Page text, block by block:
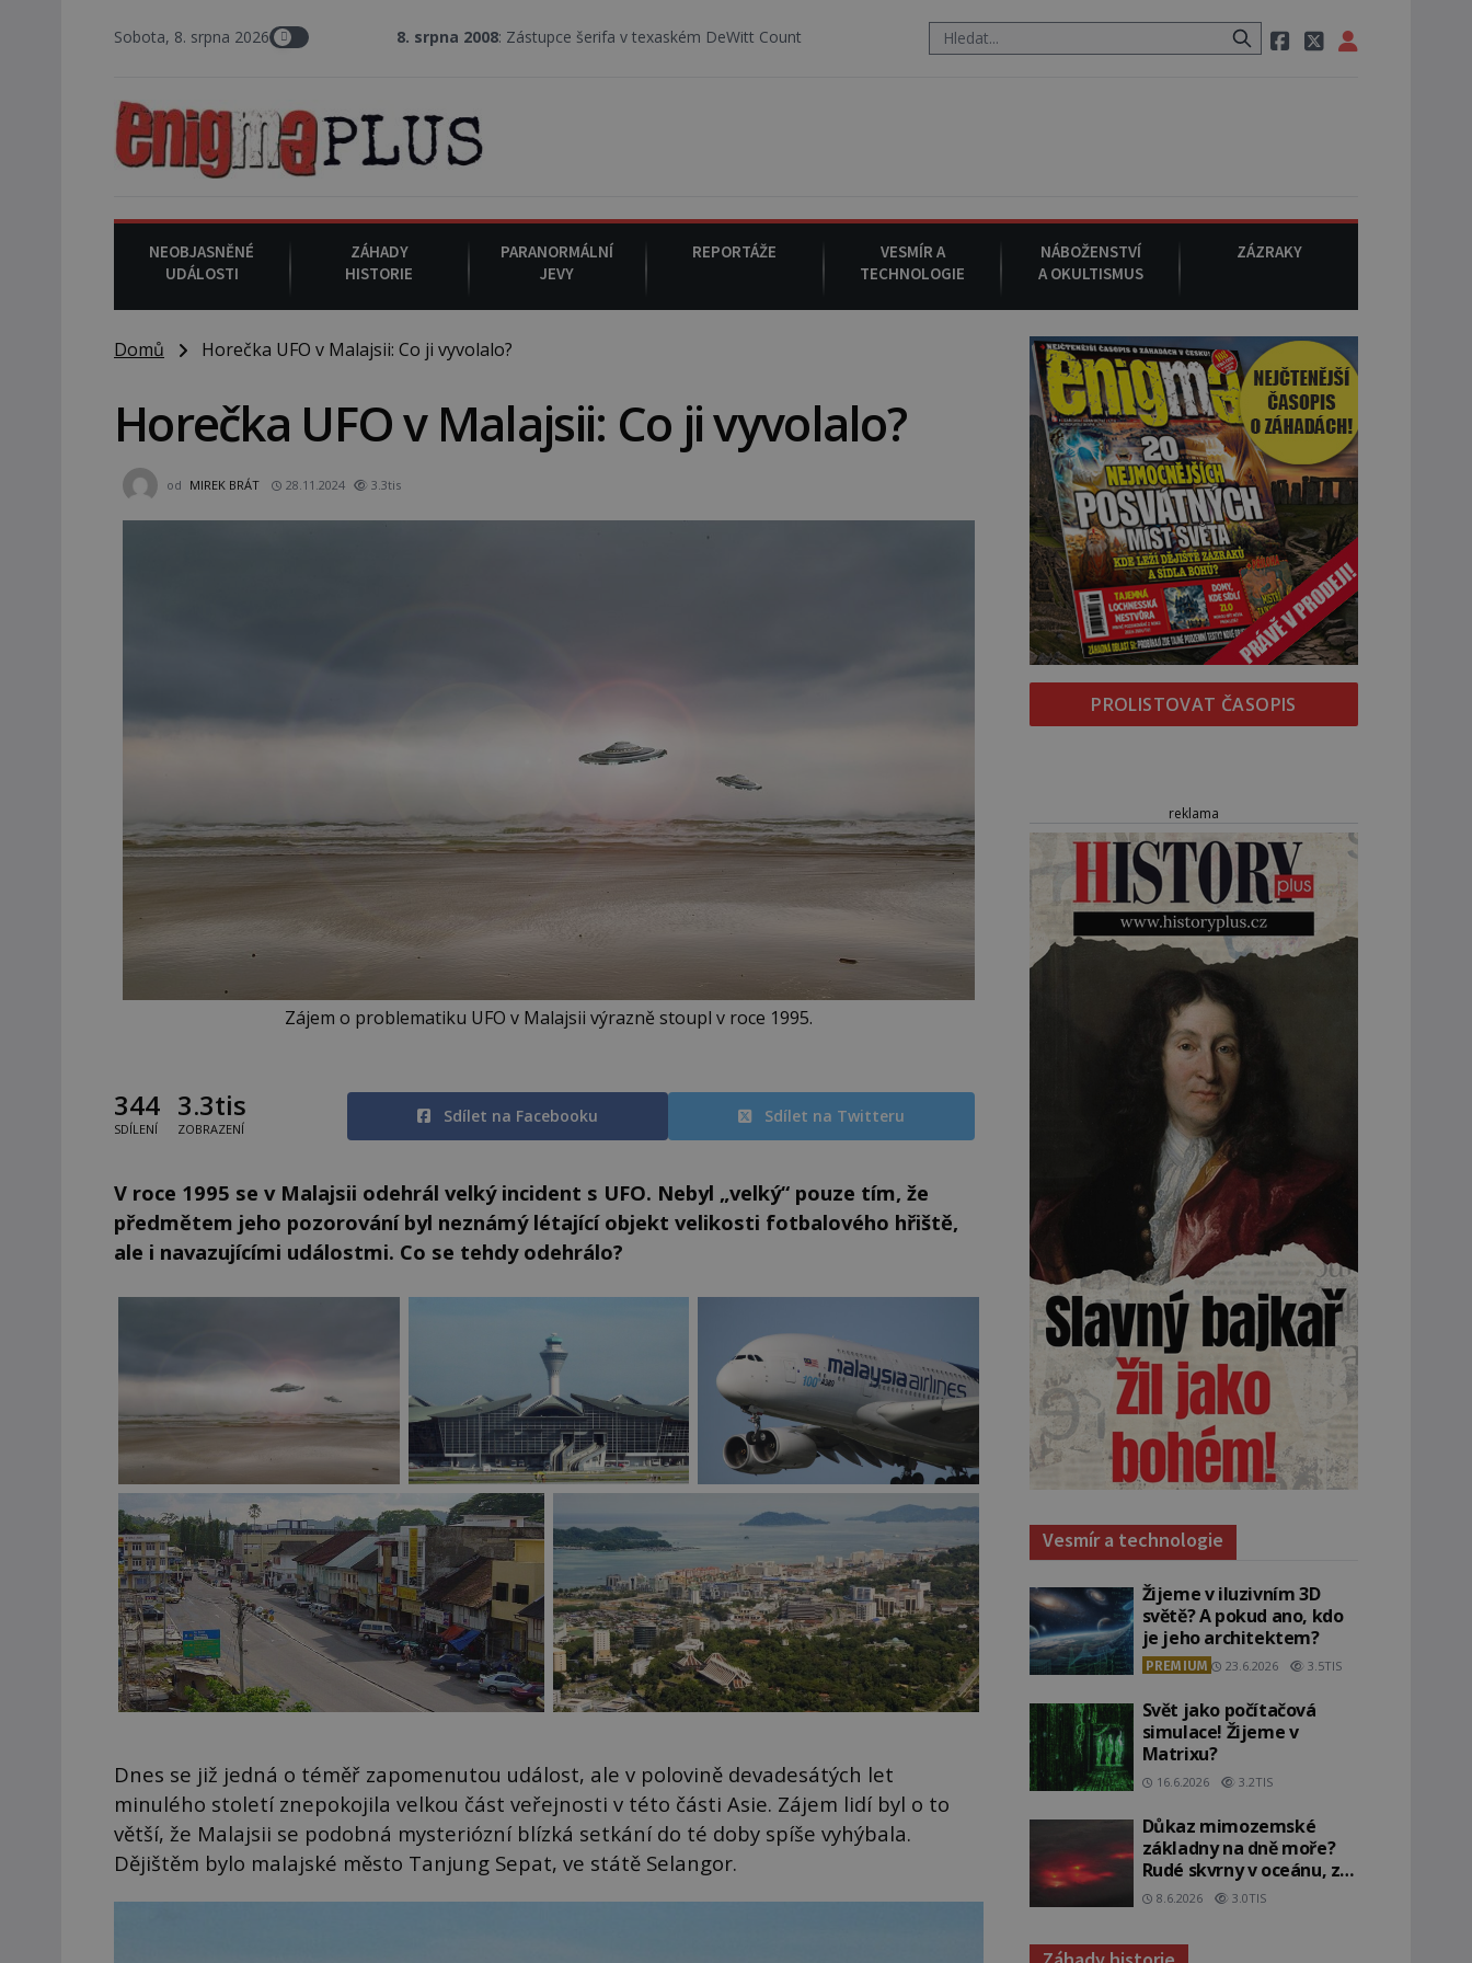
Sobota, 8. srpna 20268. srpna 2008 : Zástupce šerifa v texaském DeWitt County pořizuje video, na kterém před jeho vozem po cestě utíká zvláštní psovitá šelma, údajně bájná čupakabra.
NEOBJASNĚNÉ
UDÁLOSTI
ZÁHADY
HISTORIE
PARANORMÁLNÍ
JEVY
REPORTÁŽE
VESMÍR A
TECHNOLOGIE
NÁBOŽENSTVÍ
A OKULTISMUS
ZÁZRAKY
Domů Horečka UFO v Malajsii: Co ji vyvolalo?
Horečka UFO v Malajsii: Co ji vyvolalo?
od MIREK BRÁT 28.11.2024 3.3tis
Zájem o problematiku UFO v Malajsii výrazně stoupl v roce 1995.
344
SDÍLENÍ
3.3tis
ZOBRAZENÍ
Sdílet na Facebooku Sdílet na Twitteru
V roce 1995 se v Malajsii odehrál velký incident s UFO. Nebyl „velký“ pouze tím, že
předmětem jeho pozorování byl neznámý létající objekt velikosti fotbalového hřiště,
ale i navazujícími událostmi. Co se tehdy odehrálo?
Dnes se již jedná o téměř zapomenutou událost, ale v polovině devadesátých let
minulého století znepokojila velkou část veřejnosti v této části Asie. Zájem lidí byl o to
větší, že Malajsii se podobná mysteriózní blízká setkání do té doby spíše vyhýbala.
Dějištěm bylo malajské město Tanjung Sepat, ve státě Selangor.
PROLISTOVAT ČASOPIS
reklama
Vesmír a technologie
Žijeme v iluzivním 3D
světě? A pokud ano, kdo
je jeho architektem?
PREMIUM 23.6.2026 3.5TIS
Svět jako počítačová
simulace! Žijeme v
Matrixu?
16.6.2026 3.2TIS
Důkaz mimozemské
základny na dně moře?
Rudé skvrny v oceánu, ze
kterých srší blesky!
8.6.2026 3.0TIS